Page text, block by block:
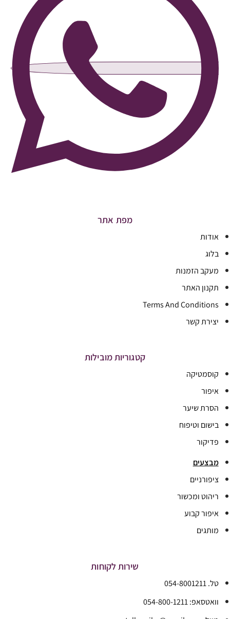
מפת אתר
אודות
בלוג
מעקב הזמנות
תקנון האתר
Terms And Conditions
יצירת קשר
קטגוריות מובילות
קוסמטיקה
איפור
הסרת שיער
בישום וטיפוח
פדיקור
מבצעים
ציפורניים
ריהוט ומכשור
איפור קבוע
מותגים
שירות לקוחות
טל. 054-8001211
וואטסאפ: 054-800-1211